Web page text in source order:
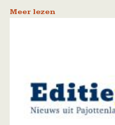
Meer lezen